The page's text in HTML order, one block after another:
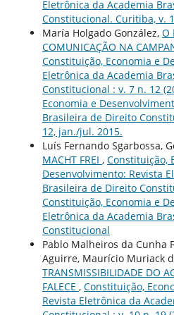
Eletrônica da Academia
Constitucional. Curitiba, v.
María Holgado González, O
COMUNICAÇÃO NA
Constituição, Economia e
Eletrônica da Academia
Constitucional : v. 7 n. 12
Economia e
Brasileira de Direito
12, jan./jul. 2015.
Luís Fernando Sgarbossa,
MACHT FREI , Constituição,
Desenvolvimento: Revista
Brasileira de Direito
Constituição, Economia e
Eletrônica da Academia
Constitucional
Pablo Malheiros da Cunha
Aguirre, Maurício Muriack
TRANSMISSIBILIDADE DO
FALECE , Constituição,
Revista Eletrônica da